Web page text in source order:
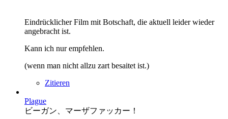
Eindrücklicher Film mit Botschaft, die aktuell leider wieder
angebracht ist.
Kann ich nur empfehlen.
(wenn man nicht allzu zart besaitet ist.)
Zitieren
Plague
ビーガン、マーザファッカー！